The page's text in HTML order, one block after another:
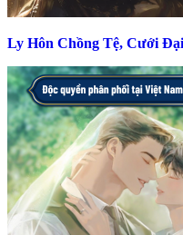
Ly Hôn Chồng Tệ, Cưới